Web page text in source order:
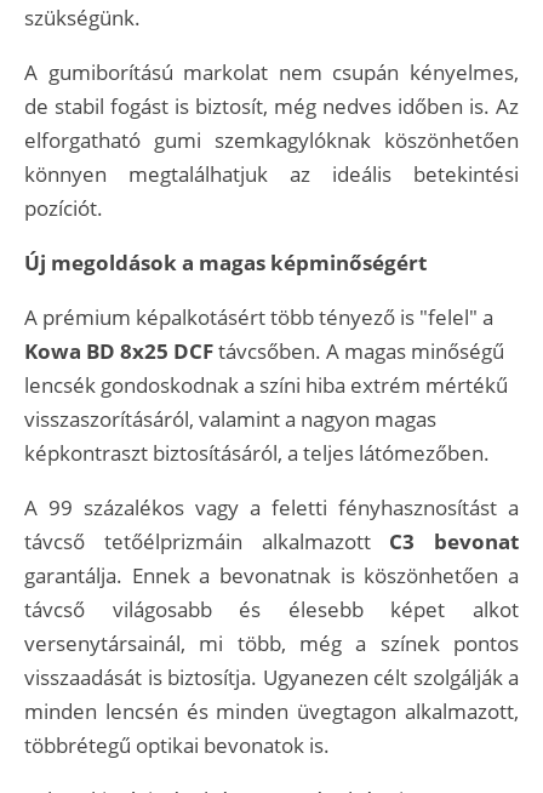
szükségünk.
A gumiborítású markolat nem csupán kényelmes,
de stabil fogást is biztosít, még nedves időben is. Az
elforgatható gumi szemkagylóknak köszönhetően
könnyen megtalálhatjuk az ideális betekintési
pozíciót.
Új megoldások a magas képminőségért
A prémium képalkotásért több tényező is "felel" a
Kowa BD 8x25 DCFtávcsőben. A magas minőségű
lencsék gondoskodnak a színi hiba extrém mértékű
visszaszorításáról, valamint a nagyon magas
képkontraszt biztosításáról, a teljes látómezőben.
A 99 százalékos vagy a feletti fényhasznosítást a
távcső tetőélprizmáin alkalmazott C3 bevonat
garantálja. Ennek a bevonatnak is köszönhetően a
távcső világosabb és élesebb képet alkot
versenytársainál, mi több, még a színek pontos
visszaadását is biztosítja. Ugyanezen célt szolgálják a
minden lencsén és minden üvegtagon alkalmazott,
többrétegű optikai bevonatok is.